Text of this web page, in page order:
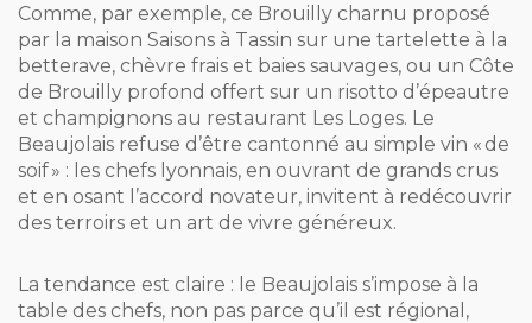
Comme, par exemple, ce Brouilly charnu proposé
par la maison Saisons à Tassin sur une tartelette à la
betterave, chèvre frais et baies sauvages, ou un Côte
de Brouilly profond offert sur un risotto d’épeautre
et champignons au restaurant Les Loges. Le
Beaujolais refuse d’être cantonné au simple vin « de
soif » : les chefs lyonnais, en ouvrant de grands crus
et en osant l’accord novateur, invitent à redécouvrir
des terroirs et un art de vivre généreux.
La tendance est claire : le Beaujolais s’impose à la
table des chefs, non pas parce qu’il est régional,